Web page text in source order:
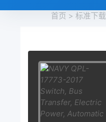
首页 > 标准下载